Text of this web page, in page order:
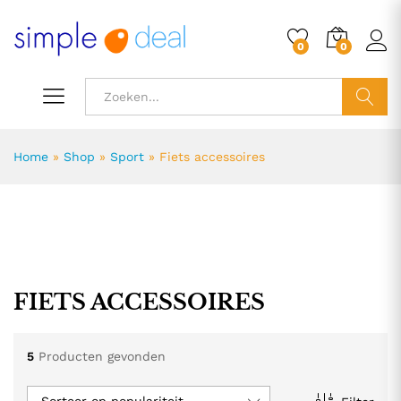
0 0
Home » Shop » Sport » Fiets accessoires
FIETS ACCESSOIRES
5 Producten gevonden